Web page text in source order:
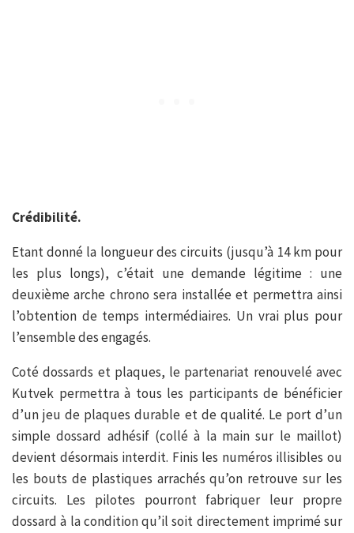
Crédibilité.
Etant donné la longueur des circuits (jusqu’à 14 km pour
les plus longs), c’était une demande légitime : une
deuxième arche chrono sera installée et permettra ainsi
l’obtention de temps intermédiaires. Un vrai plus pour
l’ensemble des engagés.
Coté dossards et plaques, le partenariat renouvelé avec
Kutvek permettra à tous les participants de bénéficier
d’un jeu de plaques durable et de qualité. Le port d’un
simple dossard adhésif (collé à la main sur le maillot)
devient désormais interdit. Finis les numéros illisibles ou
les bouts de plastiques arrachés qu’on retrouve sur les
circuits. Les pilotes pourront fabriquer leur propre
dossard à la condition qu’il soit directement imprimé sur